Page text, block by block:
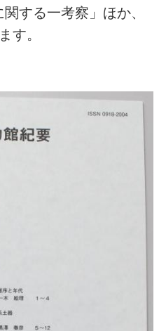
する一考察」ほか、
す。